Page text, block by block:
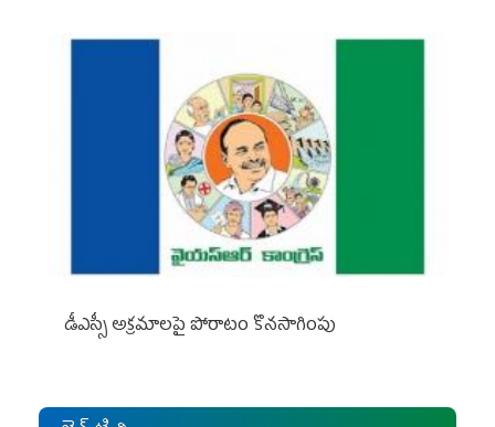
డీఎస్సీ అక్రమాలపై పోరాటం కొనసాగింపు